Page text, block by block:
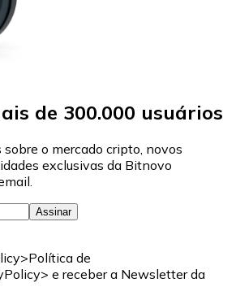
de 300.000 usuários
o mercado cripto, novos
exclusivas da Bitnovo
Assinar
de
e receber a Newsletter da